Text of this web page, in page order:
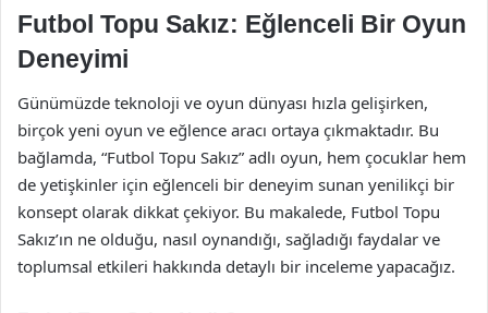
Futbol Topu Sakız: Eğlenceli Bir Oyun
Deneyimi
Günümüzde teknoloji ve oyun dünyası hızla gelişirken,
birçok yeni oyun ve eğlence aracı ortaya çıkmaktadır. Bu
bağlamda, “Futbol Topu Sakız” adlı oyun, hem çocuklar hem
de yetişkinler için eğlenceli bir deneyim sunan yenilikçi bir
konsept olarak dikkat çekiyor. Bu makalede, Futbol Topu
Sakız’ın ne olduğu, nasıl oynandığı, sağladığı faydalar ve
toplumsal etkileri hakkında detaylı bir inceleme yapacağız.